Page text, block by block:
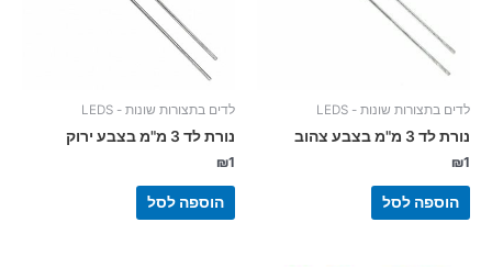
לדים בתצורות שונות - LEDS
נורת לד 3 מ"מ בצבע צהוב
₪1
הוספה לסל
לדים בתצורות שונות - LEDS
נורת לד 3 מ"מ בצבע ירוק
₪1
הוספה לסל